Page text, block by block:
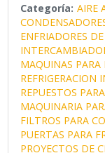
Categoría: AIRE
ENFRIADORES
MAQUINAS PARA
REFRIGERACION
REPUESTOS
MAQUINARIA
FILTROS PARA
PUERTAS PARA
PROYECTOS DE